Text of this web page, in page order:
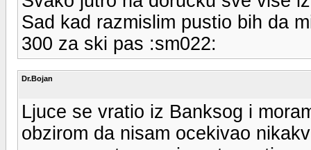
Sad kad razmislim pustio bih da
300 za ski pas :sm022:
Dr.Bojan
Ljuce se vratio iz Banksog i
obzirom da nisam ocekivao